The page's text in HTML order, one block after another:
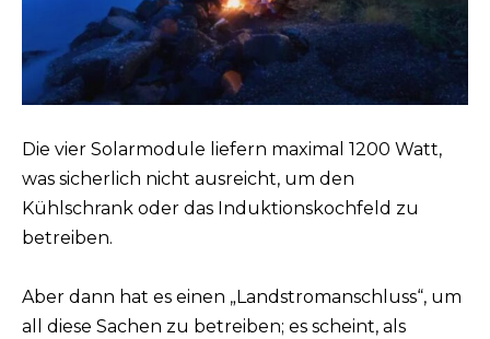
Die vier Solarmodule liefern maximal 1200 Watt,
was sicherlich nicht ausreicht, um den
Kühlschrank oder das Induktionskochfeld zu
betreiben.
Aber dann hat es einen „Landstromanschluss“, um
all diese Sachen zu betreiben; es scheint, als